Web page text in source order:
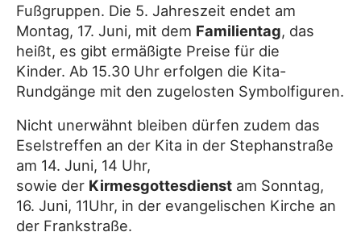
Fußgruppen. Die 5. Jahreszeit endet am
Montag, 17. Juni, mit dem Familientag, das
heißt, es gibt ermäßigte Preise für die
Kinder. Ab 15.30 Uhr erfolgen die Kita-
Rundgänge mit den zugelosten Symbolfiguren.
Nicht unerwähnt bleiben dürfen zudem das
Eselstreffen an der Kita in der Stephanstraße
am 14. Juni, 14 Uhr,
sowie der Kirmesgottesdienst am Sonntag,
16. Juni, 11Uhr, in der evangelischen Kirche an
der Frankstraße.